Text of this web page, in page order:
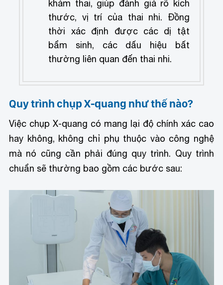
khám thai, giúp đánh giá rõ kích
thước, vị trí của thai nhi. Đồng
thời xác định được các dị tật
bẩm sinh, các dấu hiệu bất
thường liên quan đến thai nhi.
Quy trình chụp X-quang như thế nào?
Việc chụp X-quang có mang lại độ chính xác cao
hay không, không chỉ phụ thuộc vào công nghệ
mà nó cũng cần phải đúng quy trình. Quy trình
chuẩn sẽ thường bao gồm các bước sau: